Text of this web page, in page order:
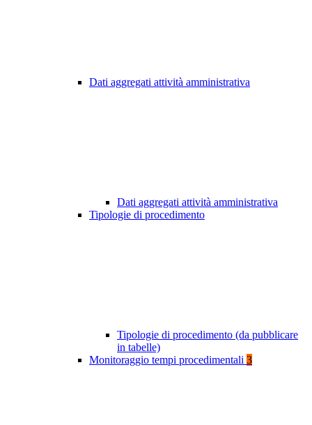
Dati aggregati attività amministrativa
Dati aggregati attività amministrativa
Tipologie di procedimento
Tipologie di procedimento (da pubblicare
in tabelle)
Monitoraggio tempi procedimentali 3